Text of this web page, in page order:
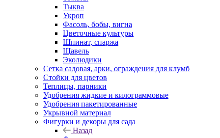
Тыква
Укроп
Фасоль, бобы, вигна
Цветочные культуры
Шпинат, спаржа
Щавель
Эколюдики
Сетка садовая, арки, ограждения для клумб
Стойки для цветов
Теплицы, парники
Удобрения жидкие и килограммовые
Удобрения пакетированные
Укрывной материал
Фигурки и декоры для сада
Назад